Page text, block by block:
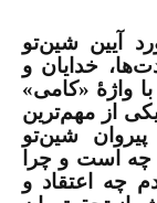
آیین شین‌تو
خدایان و
واژۀ «کامی»
از مهم‌ترین
شین‌تو
چه است و چرا
چه اعتقاد و